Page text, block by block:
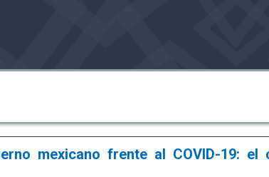
mexicano frente al COVID-19: el